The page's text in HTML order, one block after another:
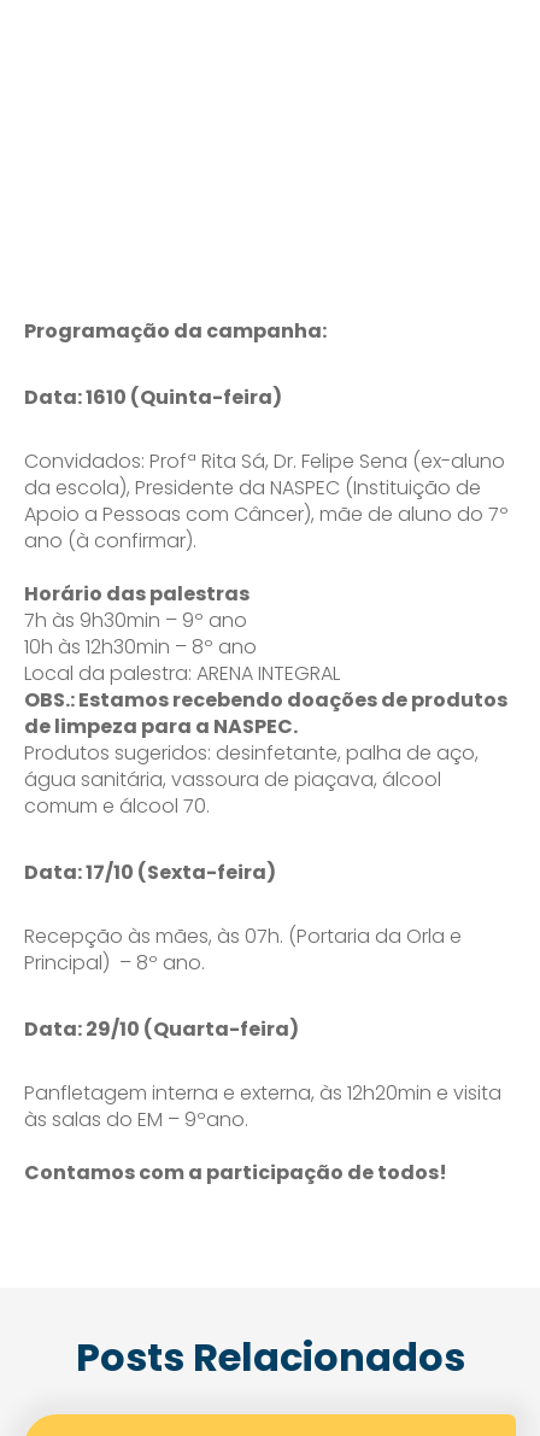
Programação da campanha:
Data: 1610 (Quinta-feira)
Convidados: Profª Rita Sá, Dr. Felipe Sena (ex-aluno
da escola), Presidente da NASPEC (Instituição de
Apoio a Pessoas com Câncer), mãe de aluno do 7º
ano (à confirmar).
Horário das palestras
7h às 9h30min – 9º ano
10h às 12h30min – 8º ano
Local da palestra: ARENA INTEGRAL
OBS.: Estamos recebendo doações de produtos
de limpeza para a NASPEC.
Produtos sugeridos: desinfetante, palha de aço,
água sanitária, vassoura de piaçava, álcool
comum e álcool 70.
Data: 17/10 (Sexta-feira)
Recepção às mães, às 07h. (Portaria da Orla e
Principal) – 8º ano.
Data: 29/10 (Quarta-feira)
Panfletagem interna e externa, às 12h20min e visita
às salas do EM – 9ºano.
Contamos com a participação de todos!
Posts Relacionados